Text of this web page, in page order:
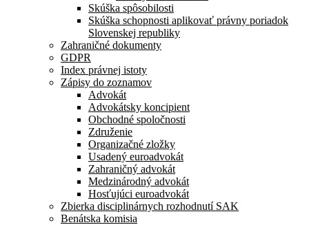
Skúška spôsobilosti
Skúška schopnosti aplikovať právny poriadok
Slovenskej republiky
Zahraničné dokumenty
GDPR
Index právnej istoty
Zápisy do zoznamov
Advokát
Advokátsky koncipient
Obchodné spoločnosti
Združenie
Organizačné zložky
Usadený euroadvokát
Zahraničný advokát
Medzinárodný advokát
Hosťujúci euroadvokát
Zbierka disciplinárnych rozhodnutí SAK
Benátska komisia